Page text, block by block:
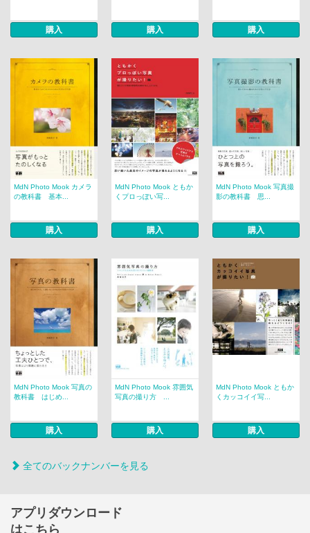
購入 購入 購入
MdN Photo Mook カメラ
の教科書 基本...
購入
MdN Photo Mook ともか
くプロっぽい写...
購入
MdN Photo Mook 写真撮
影の教科書 思...
購入
MdN Photo Mook 写真の
教科書 はじめ...
購入
MdN Photo Mook 雰囲気
写真の撮り方 ...
購入
MdN Photo Mook ともか
くカッコイイ写...
購入
全てのバックナンバーを見る
アプリダウンロード
はこちら